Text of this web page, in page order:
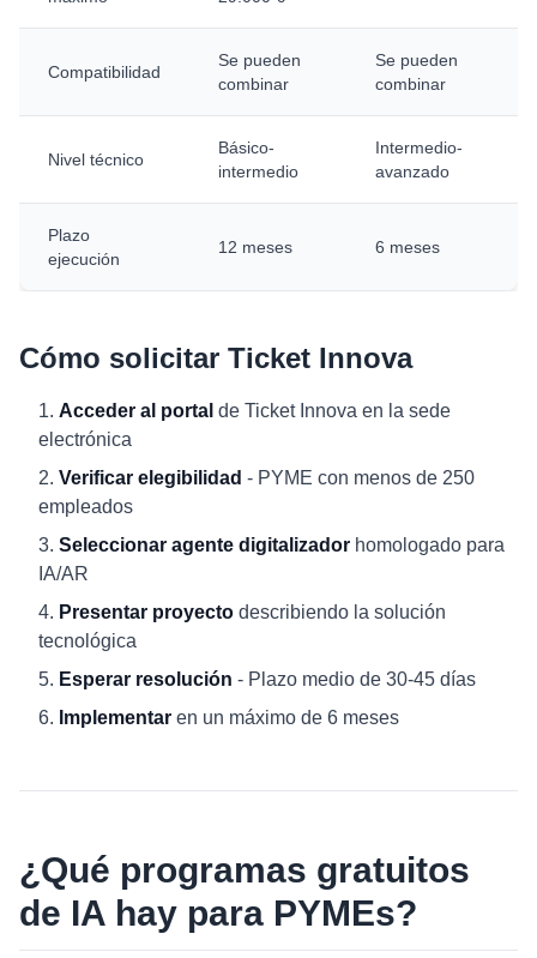
Compatibilidad
Se pueden
combinar
Se pueden
combinar
Nivel técnico
Básico-
intermedio
Intermedio-
avanzado
Plazo
ejecución
12 meses 6 meses
Cómo solicitar Ticket Innova
Acceder al portal de Ticket Innova en la sede
electrónica
Verificar elegibilidad - PYME con menos de 250
empleados
Seleccionar agente digitalizador homologado para
IA/AR
Presentar proyecto describiendo la solución
tecnológica
Esperar resolución - Plazo medio de 30-45 días
Implementar en un máximo de 6 meses
¿Qué programas gratuitos
de IA hay para PYMEs?